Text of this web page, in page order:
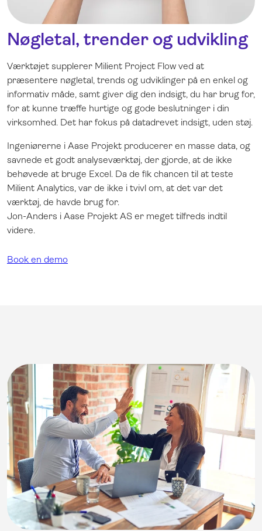
Nøgletal, trender og udvikling
Værktøjet supplerer Milient Project Flow ved at
præsentere nøgletal, trends og udviklinger på en enkel og
informativ måde, samt giver dig den indsigt, du har brug for,
for at kunne træffe hurtige og gode beslutninger i din
virksomhed. Det har fokus på datadrevet indsigt, uden støj.
Ingeniørerne i Aase Projekt producerer en masse data, og
savnede et godt analyseværktøj, der gjorde, at de ikke
behøvede at bruge Excel. Da de fik chancen til at teste
Milient Analytics, var de ikke i tvivl om, at det var det
værktøj, de havde brug for.
Jon-Anders i Aase Projekt AS er meget tilfreds indtil
videre.
Book en demo